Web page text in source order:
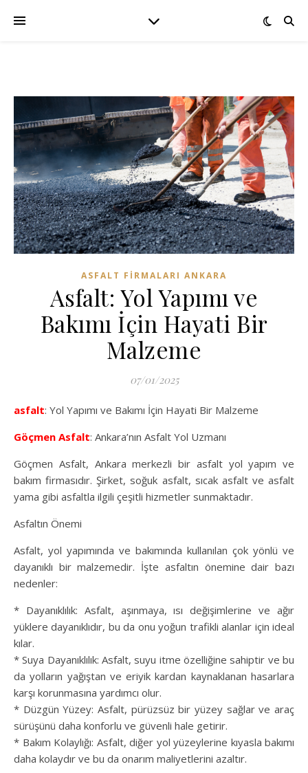
ASFALT FIRMALARI ANKARA
Asfalt: Yol Yapımı ve
Bakımı İçin Hayati Bir
Malzeme
07/01/2025
asfalt: Yol Yapımı ve Bakımı İçin Hayati Bir Malzeme
Göçmen Asfalt: Ankara’nın Asfalt Yol Uzmanı
Göçmen Asfalt, Ankara merkezli bir asfalt yol yapım ve
bakım firmasıdır. Şirket, soğuk asfalt, sıcak asfalt ve asfalt
yama gibi asfaltla ilgili çeşitli hizmetler sunmaktadır.
Asfaltın Önemi
Asfalt, yol yapımında ve bakımında kullanılan çok yönlü ve
dayanıklı bir malzemedir. İşte asfaltın önemine dair bazı
nedenler:
* Dayanıklılık: Asfalt, aşınmaya, ısı değişimlerine ve ağır
yüklere dayanıklıdır, bu da onu yoğun trafikli alanlar için ideal
kılar.
* Suya Dayanıklılık: Asfalt, suyu itme özelliğine sahiptir ve bu
da yolların yağıştan ve eriyik kardan kaynaklanan hasarlara
karşı korunmasına yardımcı olur.
* Düzgün Yüzey: Asfalt, pürüzsüz bir yüzey sağlar ve araç
sürüşünü daha konforlu ve güvenli hale getirir.
* Bakım Kolaylığı: Asfalt, diğer yol yüzeylerine kıyasla bakımı
daha kolaydır ve bu da onarım maliyetlerini azaltır.